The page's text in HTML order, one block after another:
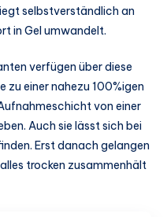
selbstverständlich an
in Gel umwandelt.
verfügen über diese
zu einer nahezu 100%igen
von einer
Auch sie lässt sich bei
Erst danach gelangen
trocken zusammenhält